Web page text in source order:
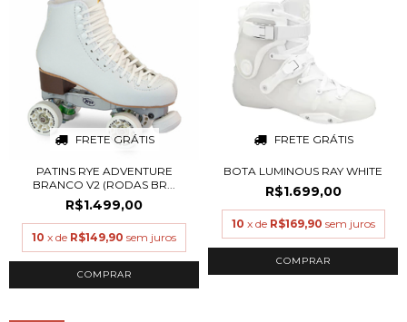
FRETE GRÁTIS
PATINS RYE ADVENTURE
BRANCO V2 (RODAS BR...
R$1.499,00
10 x de R$149,90 sem juros
COMPRAR
FRETE GRÁTIS
BOTA LUMINOUS RAY WHITE
R$1.699,00
10 x de R$169,90 sem juros
COMPRAR